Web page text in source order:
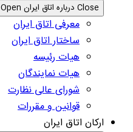
Close درباره اتاق ایران Open درباره اتاق ایران
معرفی اتاق ایران
ساختار اتاق ایران
هیات رئیسه
هیات نمایندگان
شورای عالی نظارت
قوانین و مقررات
ارکان اتاق ایران